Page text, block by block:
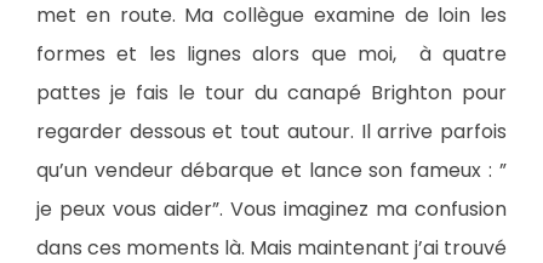
met en route. Ma collègue examine de loin les
formes et les lignes alors que moi, à quatre
pattes je fais le tour du canapé Brighton pour
regarder dessous et tout autour. Il arrive parfois
qu’un vendeur débarque et lance son fameux : ”
je peux vous aider”. Vous imaginez ma confusion
dans ces moments là. Mais maintenant j’ai trouvé